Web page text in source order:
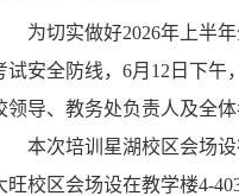
为切实做好2026年上半
试安全防线，6月12日下午
领导、教务处负责人及全
本次培训星湖校区会场
旺校区会场设在教学楼4-